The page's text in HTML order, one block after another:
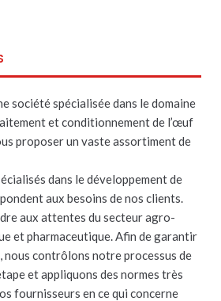
société spécialisée dans le domaine
et conditionnement de l’œuf
proposer un vaste assortiment de
dans le développement de
aux besoins de nos clients.
aux attentes du secteur agro-
et pharmaceutique. Afin de garantir
nous contrôlons notre processus de
et appliquons des normes très
fournisseurs en ce qui concerne